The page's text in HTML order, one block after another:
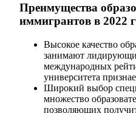
Преимущества
иммигрантов в 2022
Высокое качество
занимают
международных
университета
Широкий выбор
множество
позволяющих